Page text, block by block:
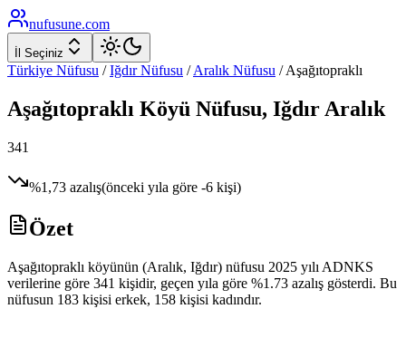
nufusune.com
İl Seçiniz
Türkiye Nüfusu / IğdırNüfusu / Aralık Nüfusu /Aşağıtopraklı
Aşağıtopraklı Köyü Nüfusu, Iğdır Aralık
341
%1,73 azalış(önceki yıla göre -6 kişi)
Özet
Aşağıtopraklı köyünün (Aralık, Iğdır) nüfusu 2025 yılı ADNKS
verilerine göre 341 kişidir, geçen yıla göre %1.73 azalış gösterdi. Bu
nüfusun 183 kişisi erkek, 158 kişisi kadındır.